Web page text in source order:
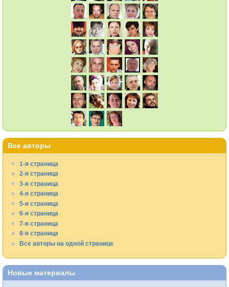
Все авторы
1-я страница
2-я страница
3-я страница
4-я страница
5-я страница
6-я страница
7-я страница
8-я страница
Все авторы на одной странице
Новые материалы